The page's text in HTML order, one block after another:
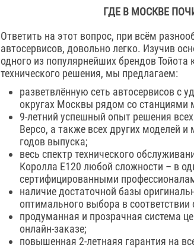
ГДЕ В МОСКВЕ
Ответить на этот вопрос, при всём
автосервисов, довольно легко. Изучив
одного из популярнейших брендов Тойота
технического решения, мы предлагаем:
разветвлённую сеть автосервисов с
округах Москвы рядом со станциями
9-летний успешный опыт решения
Версо, а также всех других моделей
годов выпуска;
весь спектр технического
Королла Е120 любой сложности – в
сертифицированными
наличие достаточной базы
оптимального выбора в
продуманная и прозрачная система
онлайн-заказе;
повышенная 2-летнаяя гарантия на